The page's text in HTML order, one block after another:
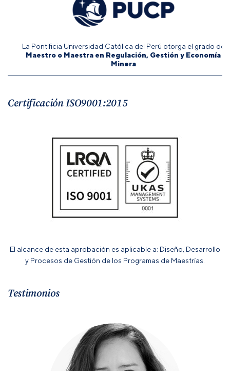
La Pontificia Universidad Católica del Perú otorga el grado de
Maestro o Maestra en Regulación, Gestión y Economía
Minera
Certificación ISO9001:2015
El alcance de esta aprobación es aplicable a: Diseño, Desarrollo
y Procesos de Gestión de los Programas de Maestrías.
Testimonios